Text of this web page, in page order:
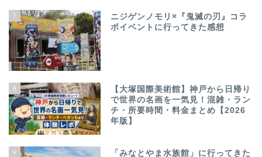
7
ニジゲンノモリ×『鬼滅の刃』コラ
ボイベントに行ってきた感想
8
【大塚国際美術館】神戸から日帰り
で世界の名画を一気見！混雑・ラン
チ・所要時間・料金まとめ【2026
年版】
9
「みなとやま水族館」に行ってきた